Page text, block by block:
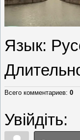
Язык:
Всего комментариев: 0
Увійдіть: